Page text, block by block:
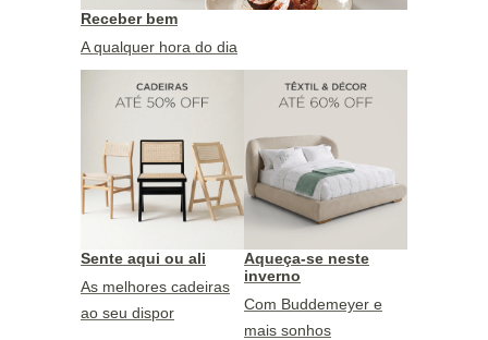
Receber bem
A qualquer hora do dia
Sente aqui ou ali
As melhores cadeiras
ao seu dispor
Aqueça-se neste
inverno
Com Buddemeyer e
mais sonhos